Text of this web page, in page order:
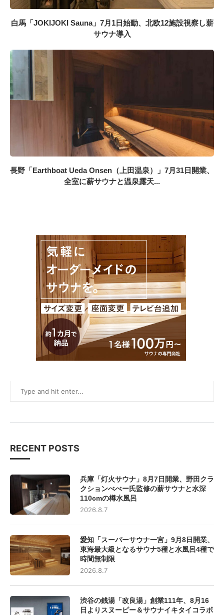
白馬「JOKIJOKI Sauna」7月1日始動、北欧12施設視察し薪
サウナ導入
長野「Earthboat Ueda Onsen（上田温泉）」7月31日開業、
全室に薪サウナと温泉露天...
RECENT POSTS
兵庫「灯火サウナ」8月7日開業、野田クラ
クションべべー氏監修の薪サウナと水深
110cmの樽水風呂
2026.8.7
愛知「スーパーサウナ一宮」9月8日開業、
東海最大級となるサウナ5種と水風呂4種で
時間無制限
2026.8.7
渋谷の銭湯「改良湯」創業111年、8月16
日よりスヌーピー＆サウナイキタイコラボ